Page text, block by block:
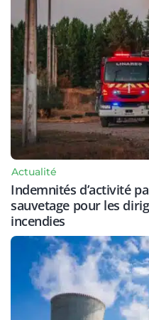
Actualité
Indemnités d’activité
sauvetage pour les
incendies